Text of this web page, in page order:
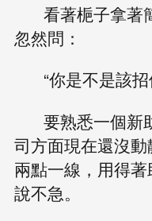
看著梔子拿著
忽然問：
“你是不是該
要熟悉一個新
司方面現在還沒
兩點一線，用得
說不急。